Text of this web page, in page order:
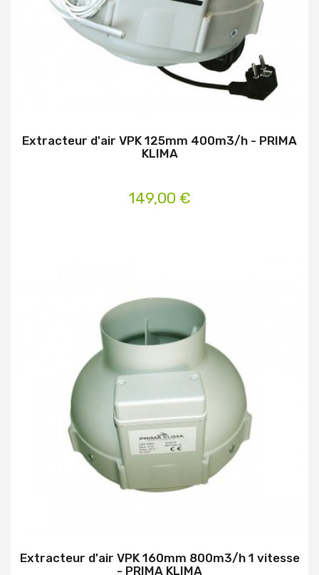
Extracteur d'air VPK 125mm 400m3/h - PRIMA
KLIMA
149,00 €
Extracteur d'air VPK 160mm 800m3/h 1 vitesse
- PRIMA KLIMA